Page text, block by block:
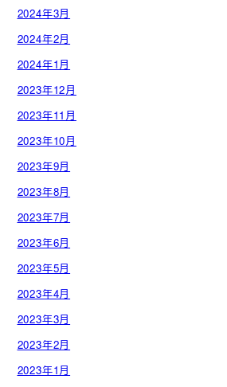
2024年3月
2024年2月
2024年1月
2023年12月
2023年11月
2023年10月
2023年9月
2023年8月
2023年7月
2023年6月
2023年5月
2023年4月
2023年3月
2023年2月
2023年1月